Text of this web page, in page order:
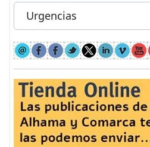
Urgencias